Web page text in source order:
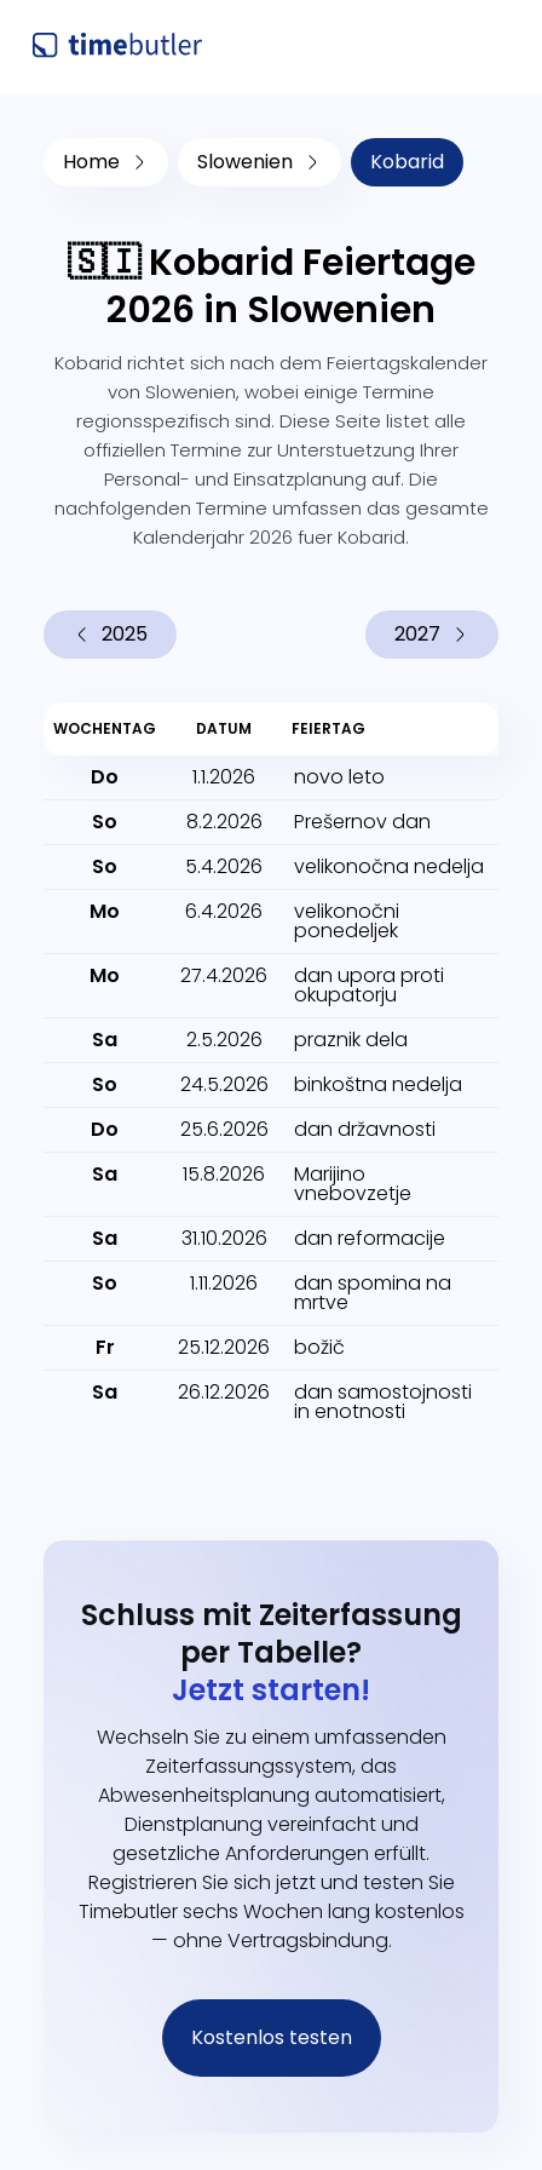
Home Slowenien Kobarid
🇸🇮 Kobarid Feiertage
2026 in Slowenien
Kobarid richtet sich nach dem Feiertagskalender
von Slowenien, wobei einige Termine
regionsspezifisch sind. Diese Seite listet alle
offiziellen Termine zur Unterstuetzung Ihrer
Personal- und Einsatzplanung auf. Die
nachfolgenden Termine umfassen das gesamte
Kalenderjahr 2026 fuer Kobarid.
2025 2027
WOCHENTAG DATUM FEIERTAG
Do 1.1.2026
novo leto
So
8.2.2026
Prešernov dan
So
5.4.2026
velikonočna nedelja
Mo
6.4.2026 velikonočni
ponedeljek
Mo
27.4.2026 dan upora proti
okupatorju
Sa
2.5.2026
praznik dela
So
24.5.2026
binkoštna nedelja
Do
25.6.2026
dan državnosti
Sa
15.8.2026 Marijino
vnebovzetje
Sa
31.10.2026
dan reformacije
So
1.11.2026 dan spomina na
mrtve
Fr
25.12.2026
božič
Sa
26.12.2026 dan samostojnosti
in enotnosti
Schluss mit Zeiterfassung
per Tabelle?
Jetzt starten!
Wechseln Sie zu einem umfassenden
Zeiterfassungssystem, das
Abwesenheitsplanung automatisiert,
Dienstplanung vereinfacht und
gesetzliche Anforderungen erfüllt.
Registrieren Sie sich jetzt und testen Sie
Timebutler sechs Wochen lang kostenlos
— ohne Vertragsbindung.
Kostenlos testen